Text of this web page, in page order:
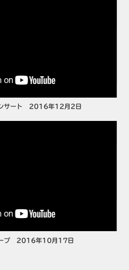
サート 2016年12月2日
プ 2016年10月17日